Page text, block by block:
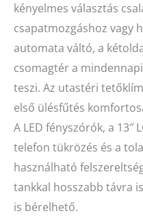
kényelmes választás
csapatmozgáshoz vagy
automata váltó, a
csomagtér a
teszi. Az utastéri
első ülésfűtés
A LED fényszórók, a 13″
telefon tükrözés és a
használható
tankkal hosszabb távra
is bérelhető.